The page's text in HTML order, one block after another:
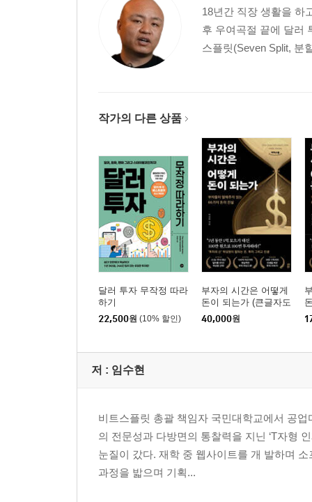
18년간 직장 생활을 하
후 우여곡절 끝에 달러
스플릿(Seven Split, 분
작가의 다른 상품
달러 투자 무작정 따라
하기
22,500원 (10% 할인)
부자의 시간은 어떻게
돈이 되는가 (큰글자도
서)
40,000원
저 : 임수현
비트스플릿 총괄 책임자 국민대학교에서 공
의 전문성과 다방면의 통찰력을 지닌 ‘T자형
눈질이 갔다. 재학 중 웹사이트를 개 발하며
과정을 밟으며 기획...